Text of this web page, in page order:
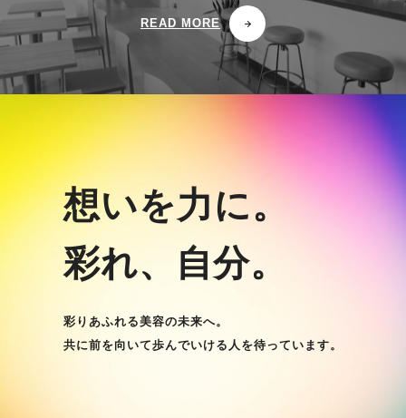
READ MORE
想いを力に。
彩れ、自分。
彩りあふれる美容の未来へ。
共に前を向いて歩んでいける人を待っています。